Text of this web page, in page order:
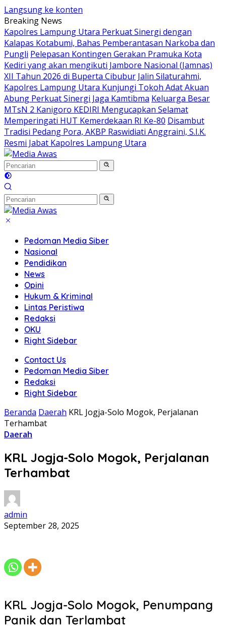
Langsung ke konten
Breaking News
Kapolres Lampung Utara Perkuat Sinergi dengan
Kalapas Kotabumi, Bahas Pemberantasan Narkoba dan
Pungli Pelepasan Kontingen Gerakan Pramuka Kota
Kediri yang akan mengikuti Jambore Nasional (Jamnas)
XII Tahun 2026 di Buperta Cibubur Jalin Silaturahmi,
Kapolres Lampung Utara Kunjungi Tokoh Adat Akuan
Abung Perkuat Sinergi Jaga Kamtibma Keluarga Besar
MTsN 2 Kanigoro KEDIRI Mengucapkan Selamat
Memperingati HUT Kemerdekaan RI Ke-80 Disambut
Tradisi Pedang Pora, AKBP Raswidiati Anggraini, S.I.K.
Resmi Jabat Kapolres Lampung Utara
Pedoman Media Siber
Nasional
Pendidikan
News
Opini
Hukum & Kriminal
Lintas Peristiwa
Redaksi
OKU
Right Sidebar
Contact Us
Pedoman Media Siber
Redaksi
Right Sidebar
Beranda Daerah KRL Jogja-Solo Mogok, Perjalanan
Terhambat
Daerah
KRL Jogja-Solo Mogok, Perjalanan
Terhambat
admin
September 28, 2025
KRL Jogja-Solo Mogok, Penumpang
Panik dan Terlambat